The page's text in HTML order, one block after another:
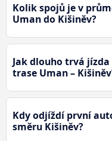
Kolik spojů je v
Uman do Kišiněv?
Jak dlouho trvá
trase Uman –
Kdy odjíždí první
směru Kišiněv?